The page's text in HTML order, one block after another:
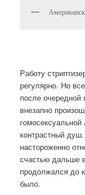
Работу
регулярно. Но
после очередной
внезапно
контрастный
настороженно
счастью дальше
продолжался до
было.